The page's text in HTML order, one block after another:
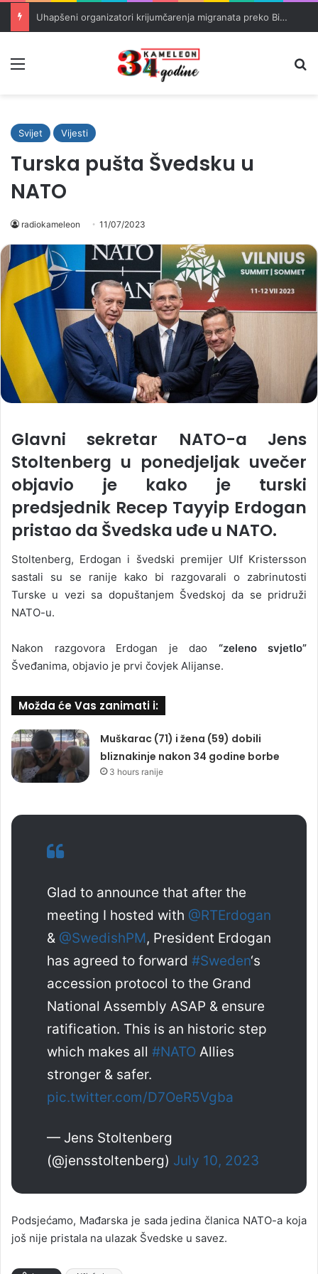
Uhapšeni organizatori krijumčarenja migranata preko BiH i Balkana
Svijet Vijesti
Turska pušta Švedsku u
NATO
radiokameleon 11/07/2023
Glavni sekretar NATO-a Jens
Stoltenberg u ponedjeljak uvečer
objavio je kako je turski
predsjednik Recep Tayyip Erdogan
pristao da Švedska uđe u NATO.
Stoltenberg, Erdogan i švedski premijer Ulf Kristersson
sastali su se ranije kako bi razgovarali o zabrinutosti
Turske u vezi sa dopuštanjem Švedskoj da se pridruži
NATO-u.
Nakon razgovora Erdogan je dao “zeleno svjetlo”
Šveđanima, objavio je prvi čovjek Alijanse.
Možda će Vas zanimati i:
Muškarac (71) i žena (59) dobili
bliznakinje nakon 34 godine borbe
3 hours ranije
Glad to announce that after the
meeting I hosted with @RTErdogan
& @SwedishPM, President Erdogan
has agreed to forward #Sweden‘s
accession protocol to the Grand
National Assembly ASAP & ensure
ratification. This is an historic step
which makes all #NATO Allies
stronger & safer.
pic.twitter.com/D7OeR5Vgba
— Jens Stoltenberg
(@jensstoltenberg) July 10, 2023
Podsjećamo, Mađarska je sada jedina članica NATO-a koja
još nije pristala na ulazak Švedske u savez.